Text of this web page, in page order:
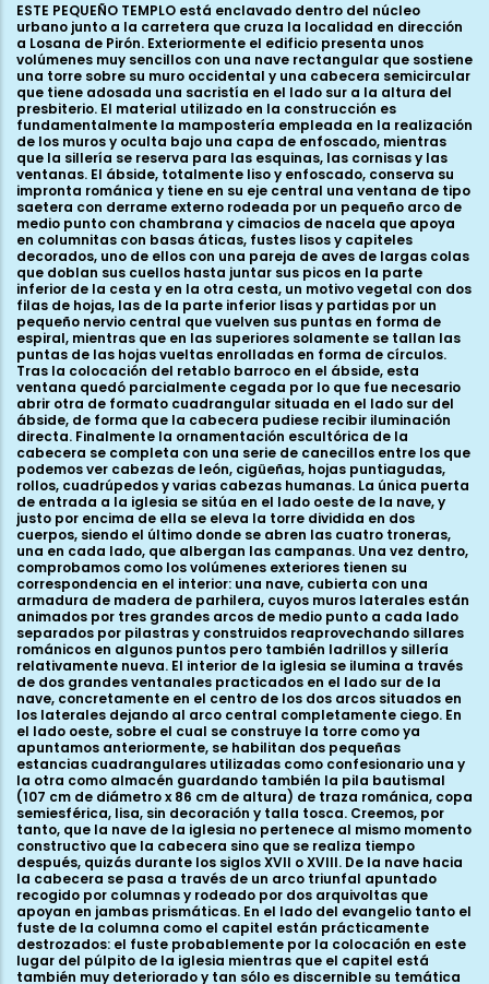
ESTE PEQUEÑO TEMPLO está enclavado dentro del núcleo
urbano junto a la carretera que cruza la localidad en dirección
a Losana de Pirón. Exteriormente el edificio presenta unos
volúmenes muy sencillos con una nave rectangular que sostiene
una torre sobre su muro occidental y una cabecera semicircular
que tiene adosada una sacristía en el lado sur a la altura del
presbiterio. El material utilizado en la construcción es
fundamentalmente la mampostería empleada en la realización
de los muros y oculta bajo una capa de enfoscado, mientras
que la sillería se reserva para las esquinas, las cornisas y las
ventanas. El ábside, totalmente liso y enfoscado, conserva su
impronta románica y tiene en su eje central una ventana de tipo
saetera con derrame externo rodeada por un pequeño arco de
medio punto con chambrana y cimacios de nacela que apoya
en columnitas con basas áticas, fustes lisos y capiteles
decorados, uno de ellos con una pareja de aves de largas colas
que doblan sus cuellos hasta juntar sus picos en la parte
inferior de la cesta y en la otra cesta, un motivo vegetal con dos
filas de hojas, las de la parte inferior lisas y partidas por un
pequeño nervio central que vuelven sus puntas en forma de
espiral, mientras que en las superiores solamente se tallan las
puntas de las hojas vueltas enrolladas en forma de círculos.
Tras la colocación del retablo barroco en el ábside, esta
ventana quedó parcialmente cegada por lo que fue necesario
abrir otra de formato cuadrangular situada en el lado sur del
ábside, de forma que la cabecera pudiese recibir iluminación
directa. Finalmente la ornamentación escultórica de la
cabecera se completa con una serie de canecillos entre los que
podemos ver cabezas de león, cigüeñas, hojas puntiagudas,
rollos, cuadrúpedos y varias cabezas humanas. La única puerta
de entrada a la iglesia se sitúa en el lado oeste de la nave, y
justo por encima de ella se eleva la torre dividida en dos
cuerpos, siendo el último donde se abren las cuatro troneras,
una en cada lado, que albergan las campanas. Una vez dentro,
comprobamos como los volúmenes exteriores tienen su
correspondencia en el interior: una nave, cubierta con una
armadura de madera de parhilera, cuyos muros laterales están
animados por tres grandes arcos de medio punto a cada lado
separados por pilastras y construidos reaprovechando sillares
románicos en algunos puntos pero también ladrillos y sillería
relativamente nueva. El interior de la iglesia se ilumina a través
de dos grandes ventanales practicados en el lado sur de la
nave, concretamente en el centro de los dos arcos situados en
los laterales dejando al arco central completamente ciego. En
el lado oeste, sobre el cual se construye la torre como ya
apuntamos anteriormente, se habilitan dos pequeñas
estancias cuadrangulares utilizadas como confesionario una y
la otra como almacén guardando también la pila bautismal
(107 cm de diámetro x 86 cm de altura) de traza románica, copa
semiesférica, lisa, sin decoración y talla tosca. Creemos, por
tanto, que la nave de la iglesia no pertenece al mismo momento
constructivo que la cabecera sino que se realiza tiempo
después, quizás durante los siglos XVII o XVIII. De la nave hacia
la cabecera se pasa a través de un arco triunfal apuntado
recogido por columnas y rodeado por dos arquivoltas que
apoyan en jambas prismáticas. En el lado del evangelio tanto el
fuste de la columna como el capitel están prácticamente
destrozados: el fuste probablemente por la colocación en este
lugar del púlpito de la iglesia mientras que el capitel está
también muy deteriorado y tan sólo es discernible su temática